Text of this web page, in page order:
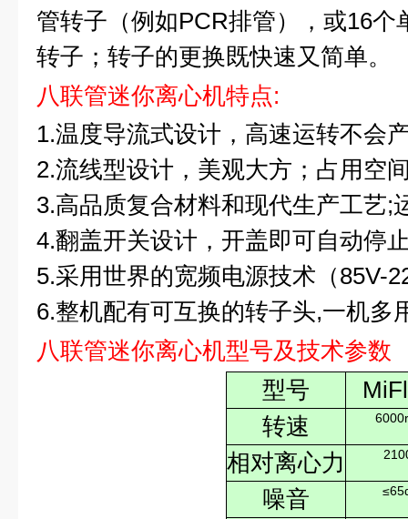
管转子（例如PCR排管），或16个
转子；转子的更换既快速又简单。
八联管迷你离心机特点:
1.温度导流式设计，高速运转不会
2.流线型设计，美观大方；占用空
3.高品质复合材料和现代生产工艺;
4.翻盖开关设计，开盖即可自动停
5.采用世界的宽频电源技术（85V-
6.整机配有可互换的转子头,一机多
八联管迷你离心机型号及技术参数
型号
转速
相对离心力
噪音